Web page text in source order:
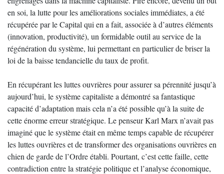
en soi, la lutte pour les améliorations sociales immédiates, a été
récupérée par le Capital qui en a fait, associée à d’autres éléments
(innovation, productivité), un formidable outil au service de la
régénération du système, lui permettant en particulier de briser la
loi de la baisse tendancielle du taux de profit.
En récupérant les luttes ouvrières pour assurer sa pérennité jusqu’à
aujourd’hui, le système capitaliste a démontré sa fantastique
capacité d’adaptation mais cela n’a été possible qu’à la suite de
cette énorme erreur stratégique. Le penseur Karl Marx n’avait pas
imaginé que le système était en même temps capable de récupérer
les luttes ouvrières et de transformer des organisations ouvrières en
chien de garde de l’Ordre établi. Pourtant, c’est cette faille, cette
contradiction entre la stratégie politique et l’analyse économique,